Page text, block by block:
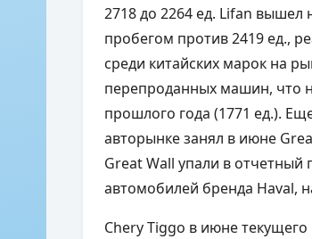
2718 до 2264 ед. Lifan вышел
пробегом против 2419 ед.,
среди китайских марок на
перепроданных машин, что
прошлого года (1771 ед.).
авторынке занял в июне
Great Wall упали в отчетный
автомобилей бренда Haval,
Chery Tiggo в июне